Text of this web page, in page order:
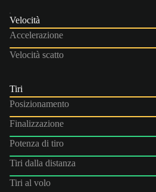
Velocità
Accelerazione
Velocità scatto
Tiri
Posizionamento
Finalizzazione
Potenza di tiro
Tiri dalla distanza
Tiri al volo